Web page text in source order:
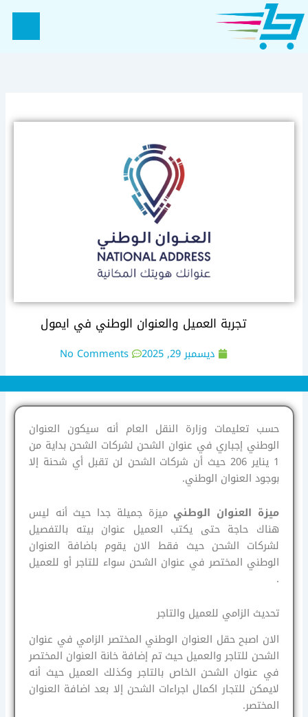
إلى
المحتوى
تجربة العميل والعنوان الوطني في ايمول
ديسمبر 29, 2025 No Comments
حسب تعليمات وزارة النقل العام أنه سيكون العنوان
الوطني إجباري في عنوان الشحن لشركات الشحن بداية من
1 يناير 206 حيث أن شركات الشحن لن تقبل أي شحنة إلا
بوجود العنوان الوطني.
ميزة العنوان الوطنيميزة جميلة جدا حيث أنه ليس
هناك حاجة حتى يكتب العميل عنوان بيته بالتفصيل
لشركات الشحن حيث فقط الان يقوم باضافة العنوان
الوطني المختصر في عنوان الشحن سواء للتاجر أو للعميل
.
تحديث الزامي للعميل والتاجر
الان اصبح حقل العنوان الوطني المختصر الزامي في عنوان
الشحن للتاجر والعميل حيث تم إضافة خانة العنوان المختصر
في عنوان الشحن الخاص بالتاجر وكذلك العميل حيث أنه
لايمكن للتجار اكمال اجراءات الشحن إلا بعد اضافة العنوان
المختصر.